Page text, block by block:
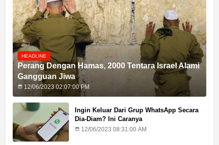
HEADLINE
Perang Dengan Hamas, 2000 Tentara Israel Alami
Gangguan Jiwa
12/06/2023 02:07:00 PM
Ingin Keluar Dari Grup WhatsApp Secara
Dia-Diam? Ini Caranya
12/06/2023 08:31:00 AM